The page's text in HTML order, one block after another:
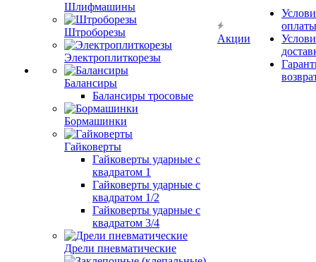
Шлифмашины
Штроборезы
Электроплиткорезы
Балансиры
Балансиры тросовые
Бормашинки
Гайковерты
Гайковерты ударные с
квадратом 1
Гайковерты ударные с
квадратом 1/2
Гайковерты ударные с
квадратом 3/4
Дрели пневматические
Акции
оплаты